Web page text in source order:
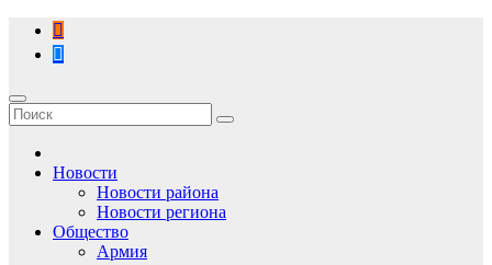
Перейти
содержимому
Новости
Новости района
Новости региона
Общество
Армия